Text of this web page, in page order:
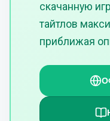
скачанную
тайтлов
приближая